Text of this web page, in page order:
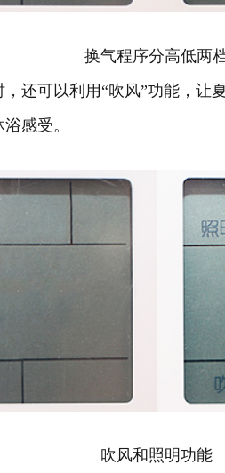
换气程序分高低两
可以利用“吹风”功能，让
感受。
吹风和照明功能